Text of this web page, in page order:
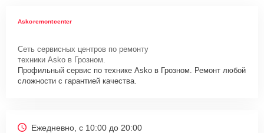
Askoremontcenter
Сеть сервисных центров по ремонту
техники Asko в Грозном.
Профильный сервис по технике Asko в Грозном. Ремонт любой
сложности с гарантией качества.
Ежедневно, с 10:00 до 20:00